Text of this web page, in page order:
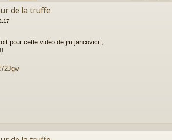
de la truffe
pour cette vidéo de jm jancovici ,